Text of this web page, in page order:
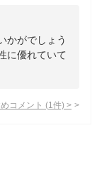
かがでしょう
に優れていて
コメント (1 件) >